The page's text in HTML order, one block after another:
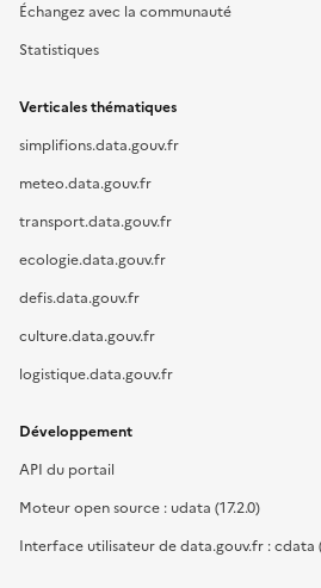
Échangez avec la communauté
Statistiques
Verticales thématiques
simplifions.data.gouv.fr
meteo.data.gouv.fr
transport.data.gouv.fr
ecologie.data.gouv.fr
defis.data.gouv.fr
culture.data.gouv.fr
logistique.data.gouv.fr
Développement
API du portail
Moteur open source : udata (17.2.0)
Interface utilisateur de data.gouv.fr : cdata